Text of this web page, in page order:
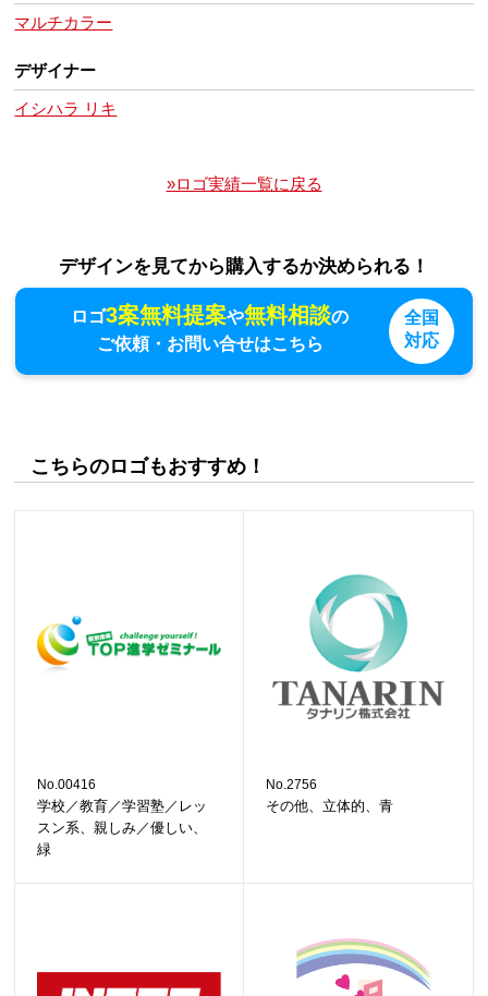
マルチカラー
デザイナー
イシハラ リキ
»ロゴ実績一覧に戻る
デザインを見てから購入するか決められる！
ロゴ3案無料提案や無料相談の
ご依頼・お問い合せはこちら
全国
対応
こちらのロゴもおすすめ！
No.00416
学校／教育／学習塾／レッ
スン系、親しみ／優しい、
緑
No.2756
その他、立体的、青